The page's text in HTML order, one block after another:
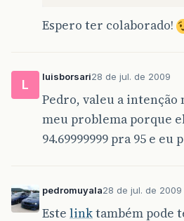
Espero ter colaborado!
L
luisborsari28 de jul. de 2009
Pedro, valeu a intenção
meu problema porque
94.69999999 pra 95 e eu
pedromuyala28 de jul. de 2009
Este linktambém pode